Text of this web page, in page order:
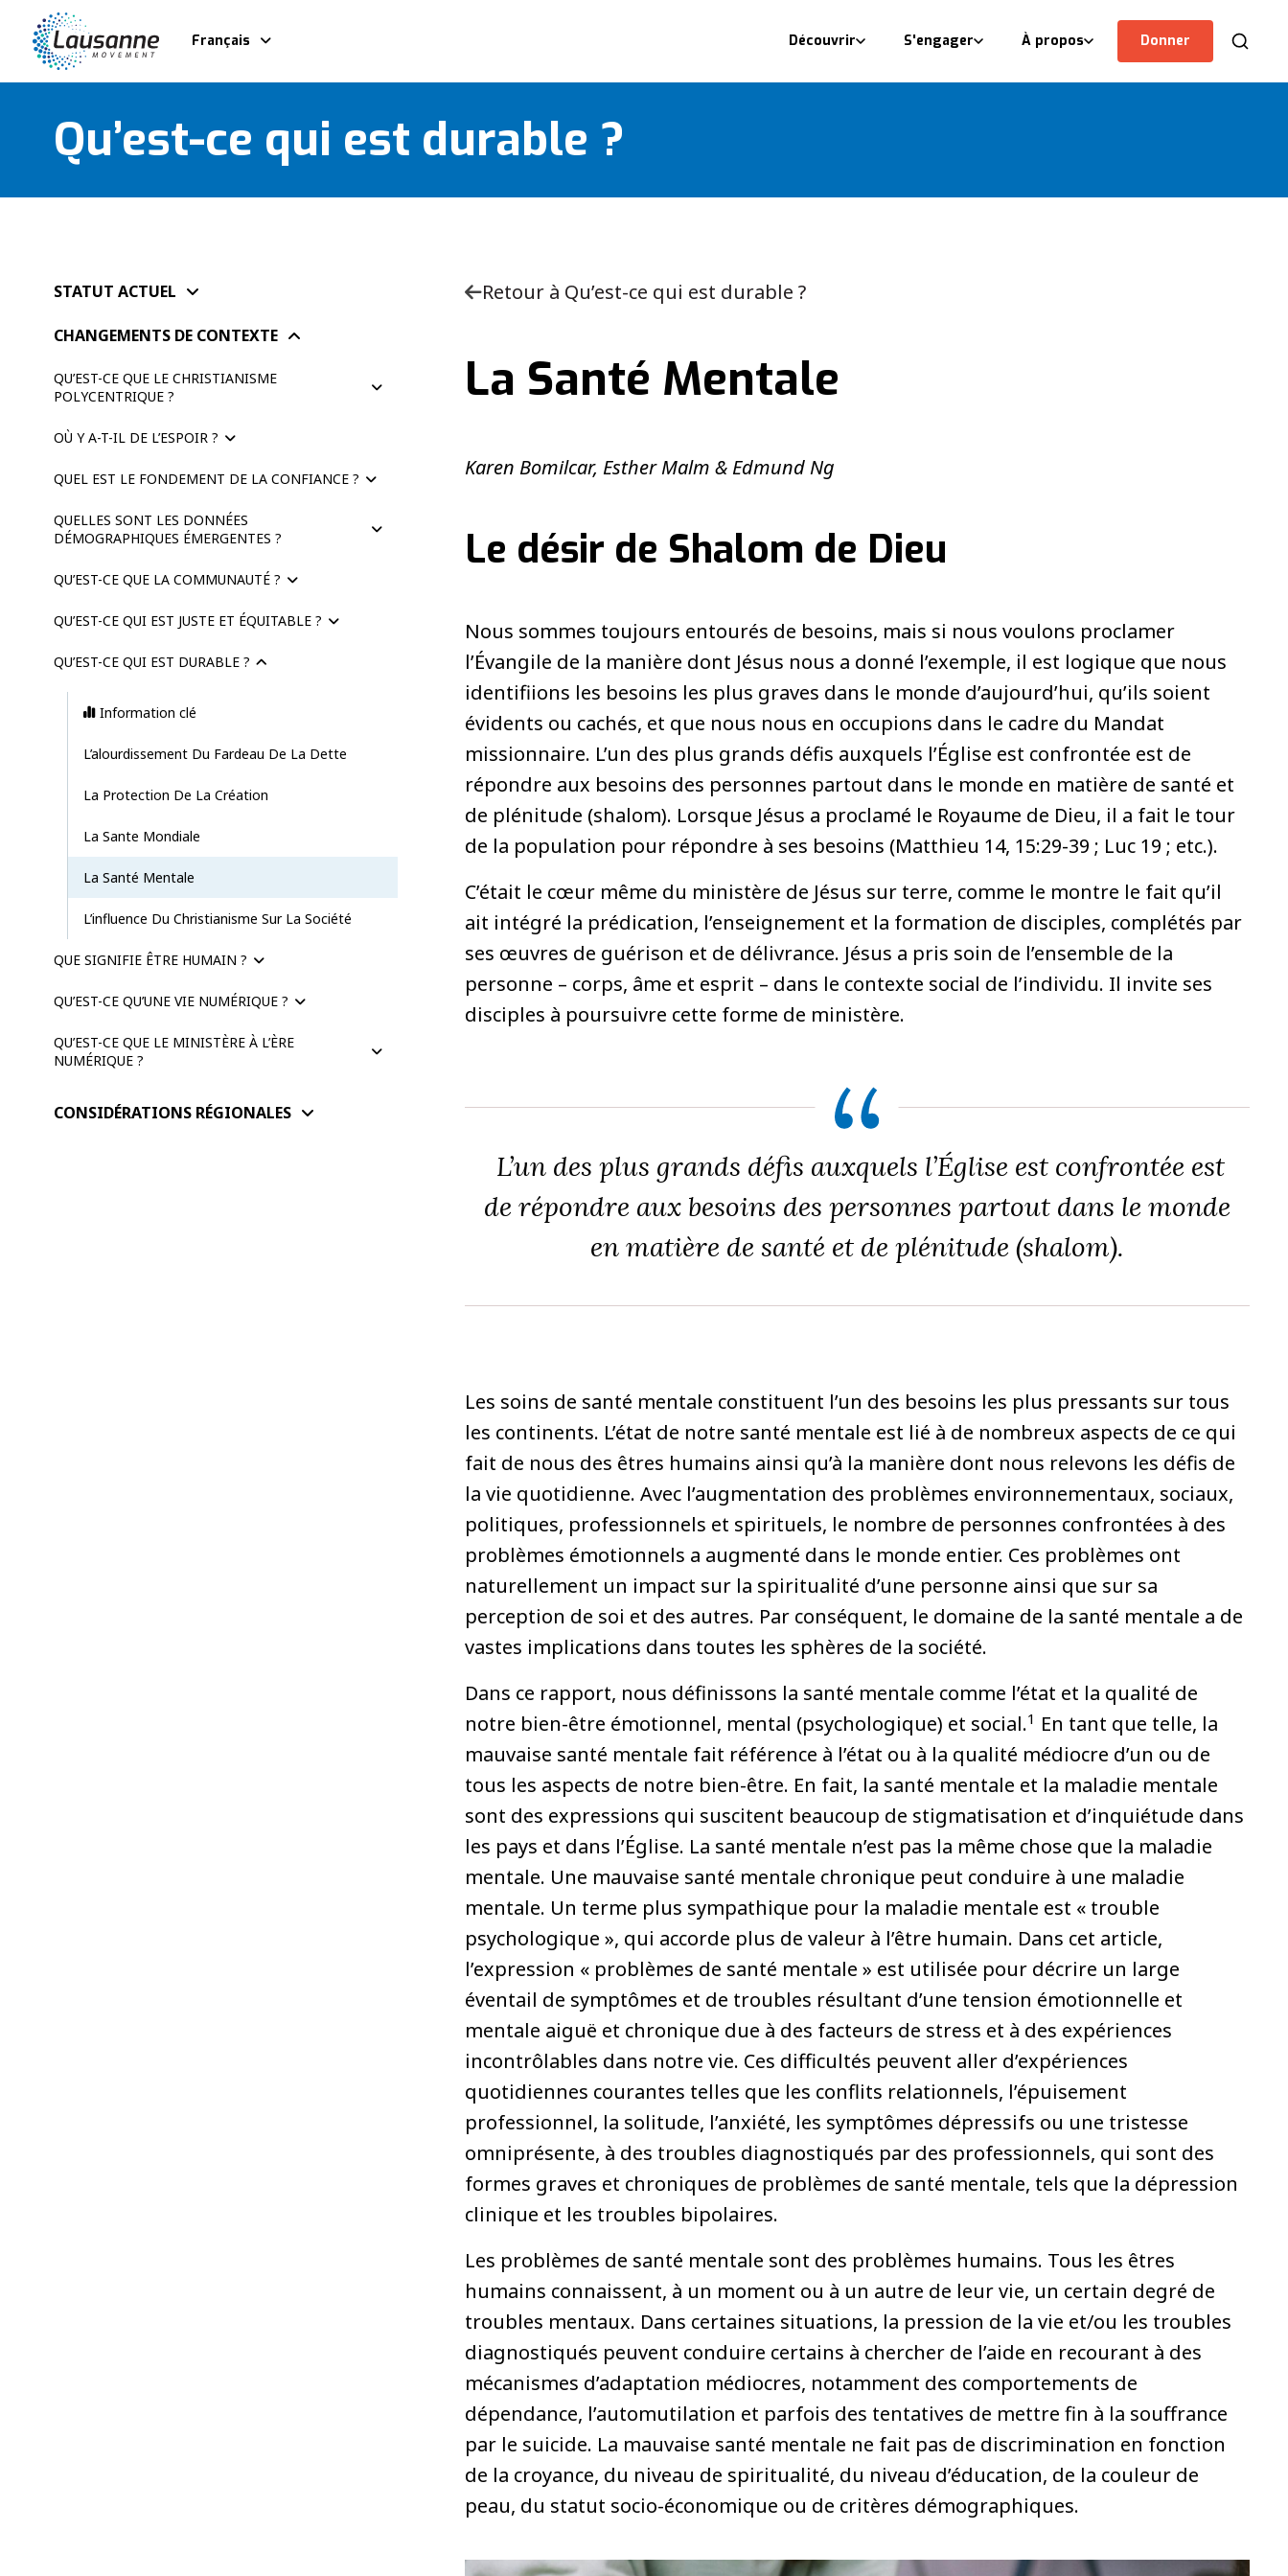
Français Découvrir S'engager À propos Donner
Qu’est-ce qui est durable ?
STATUT ACTUEL
CHANGEMENTS DE CONTEXTE
QU’EST-CE QUE LE CHRISTIANISME
POLYCENTRIQUE ?
OÙ Y A-T-IL DE L’ESPOIR ?
QUEL EST LE FONDEMENT DE LA CONFIANCE ?
QUELLES SONT LES DONNÉES
DÉMOGRAPHIQUES ÉMERGENTES ?
QU’EST-CE QUE LA COMMUNAUTÉ ?
QU’EST-CE QUI EST JUSTE ET ÉQUITABLE ?
QU’EST-CE QUI EST DURABLE ?
Information clé
L’alourdissement Du Fardeau De La Dette
La Protection De La Création
La Sante Mondiale
La Santé Mentale
L’influence Du Christianisme Sur La Société
QUE SIGNIFIE ÊTRE HUMAIN ?
QU’EST-CE QU’UNE VIE NUMÉRIQUE ?
QU’EST-CE QUE LE MINISTÈRE À L’ÈRE
NUMÉRIQUE ?
CONSIDÉRATIONS RÉGIONALES
Retour à Qu’est-ce qui est durable ?
La Santé Mentale
Karen Bomilcar, Esther Malm & Edmund Ng
Le désir de Shalom de Dieu
Nous sommes toujours entourés de besoins, mais si nous voulons proclamer
l’Évangile de la manière dont Jésus nous a donné l’exemple, il est logique que nous
identifiions les besoins les plus graves dans le monde d’aujourd’hui, qu’ils soient
évidents ou cachés, et que nous nous en occupions dans le cadre du Mandat
missionnaire. L’un des plus grands défis auxquels l’Église est confrontée est de
répondre aux besoins des personnes partout dans le monde en matière de santé et
de plénitude (shalom). Lorsque Jésus a proclamé le Royaume de Dieu, il a fait le tour
de la population pour répondre à ses besoins (Matthieu 14, 15:29-39 ; Luc 19 ; etc.).
C’était le cœur même du ministère de Jésus sur terre, comme le montre le fait qu’il
ait intégré la prédication, l’enseignement et la formation de disciples, complétés par
ses œuvres de guérison et de délivrance. Jésus a pris soin de l’ensemble de la
personne – corps, âme et esprit – dans le contexte social de l’individu. Il invite ses
disciples à poursuivre cette forme de ministère.
L’un des plus grands défis auxquels l’Église est confrontée est
de répondre aux besoins des personnes partout dans le monde
en matière de santé et de plénitude (shalom).
Les soins de santé mentale constituent l’un des besoins les plus pressants sur tous
les continents. L’état de notre santé mentale est lié à de nombreux aspects de ce qui
fait de nous des êtres humains ainsi qu’à la manière dont nous relevons les défis de
la vie quotidienne. Avec l’augmentation des problèmes environnementaux, sociaux,
politiques, professionnels et spirituels, le nombre de personnes confrontées à des
problèmes émotionnels a augmenté dans le monde entier. Ces problèmes ont
naturellement un impact sur la spiritualité d’une personne ainsi que sur sa
perception de soi et des autres. Par conséquent, le domaine de la santé mentale a de
vastes implications dans toutes les sphères de la société.
Dans ce rapport, nous définissons la santé mentale comme l’état et la qualité de
notre bien-être émotionnel, mental (psychologique) et social.1 En tant que telle, la
mauvaise santé mentale fait référence à l’état ou à la qualité médiocre d’un ou de
tous les aspects de notre bien-être. En fait, la santé mentale et la maladie mentale
sont des expressions qui suscitent beaucoup de stigmatisation et d’inquiétude dans
les pays et dans l’Église. La santé mentale n’est pas la même chose que la maladie
mentale. Une mauvaise santé mentale chronique peut conduire à une maladie
mentale. Un terme plus sympathique pour la maladie mentale est « trouble
psychologique », qui accorde plus de valeur à l’être humain. Dans cet article,
l’expression « problèmes de santé mentale » est utilisée pour décrire un large
éventail de symptômes et de troubles résultant d’une tension émotionnelle et
mentale aiguë et chronique due à des facteurs de stress et à des expériences
incontrôlables dans notre vie. Ces difficultés peuvent aller d’expériences
quotidiennes courantes telles que les conflits relationnels, l’épuisement
professionnel, la solitude, l’anxiété, les symptômes dépressifs ou une tristesse
omniprésente, à des troubles diagnostiqués par des professionnels, qui sont des
formes graves et chroniques de problèmes de santé mentale, tels que la dépression
clinique et les troubles bipolaires.
Les problèmes de santé mentale sont des problèmes humains. Tous les êtres
humains connaissent, à un moment ou à un autre de leur vie, un certain degré de
troubles mentaux. Dans certaines situations, la pression de la vie et/ou les troubles
diagnostiqués peuvent conduire certains à chercher de l’aide en recourant à des
mécanismes d’adaptation médiocres, notamment des comportements de
dépendance, l’automutilation et parfois des tentatives de mettre fin à la souffrance
par le suicide. La mauvaise santé mentale ne fait pas de discrimination en fonction
de la croyance, du niveau de spiritualité, du niveau d’éducation, de la couleur de
peau, du statut socio-économique ou de critères démographiques.